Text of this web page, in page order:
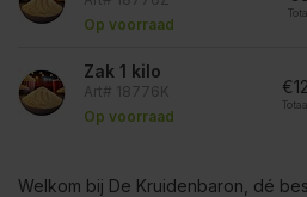
Op voorraad
Zak 1 kilo
Art# 18776K
Op voorraad
Welkom bij De Kruidenbaron, dé